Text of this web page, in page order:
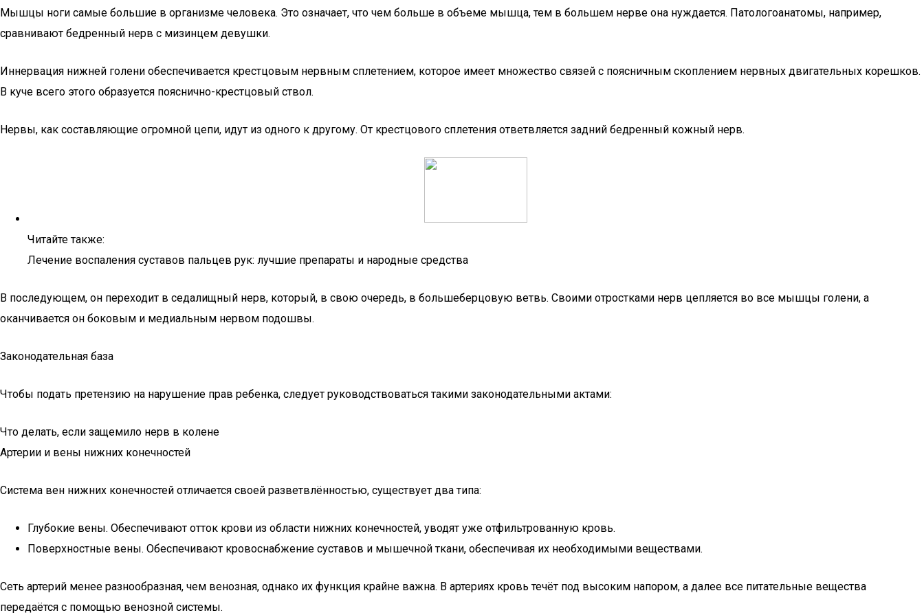
Мышцы ноги самые большие в организме человека. Это означает, что чем больше в объеме мышца, тем в большем нерве она нуждается. Патологоанатомы, например,
сравнивают бедренный нерв с мизинцем девушки.
Иннервация нижней голени обеспечивается крестцовым нервным сплетением, которое имеет множество связей с поясничным скоплением нервных двигательных корешков.
В куче всего этого образуется пояснично-крестцовый ствол.
Нервы, как составляющие огромной цепи, идут из одного к другому. От крестцового сплетения ответвляется задний бедренный кожный нерв.
Читайте также:
Лечение воспаления суставов пальцев рук: лучшие препараты и народные средства
В последующем, он переходит в седалищный нерв, который, в свою очередь, в большеберцовую ветвь. Своими отростками нерв цепляется во все мышцы голени, а
оканчивается он боковым и медиальным нервом подошвы.
Законодательная база
Чтобы подать претензию на нарушение прав ребенка, следует руководствоваться такими законодательными актами:
Что делать, если защемило нерв в колене
Артерии и вены нижних конечностей
Система вен нижних конечностей отличается своей разветвлённостью, существует два типа:
Глубокие вены. Обеспечивают отток крови из области нижних конечностей, уводят уже отфильтрованную кровь.
Поверхностные вены. Обеспечивают кровоснабжение суставов и мышечной ткани, обеспечивая их необходимыми веществами.
Сеть артерий менее разнообразная, чем венозная, однако их функция крайне важна. В артериях кровь течёт под высоким напором, а далее все питательные вещества
передаётся с помощью венозной системы.